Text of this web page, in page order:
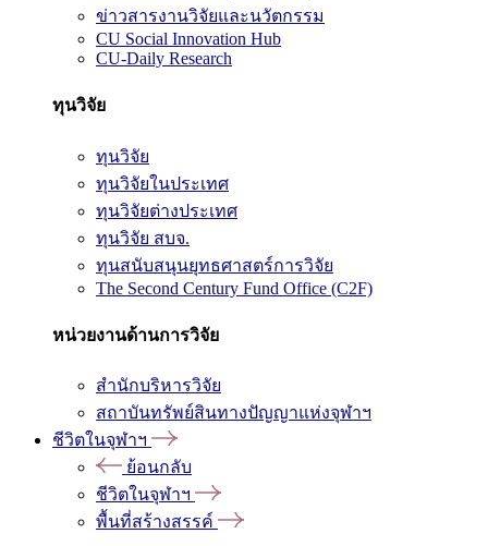
ข่าวสารงานวิจัยและนวัตกรรม
CU Social Innovation Hub
CU-Daily Research
ทุนวิจัย
ทุนวิจัย
ทุนวิจัยในประเทศ
ทุนวิจัยต่างประเทศ
ทุนวิจัย สบจ.
ทุนสนับสนุนยุทธศาสตร์การวิจัย
The Second Century Fund Office (C2F)
หน่วยงานด้านการวิจัย
สำนักบริหารวิจัย
สถาบันทรัพย์สินทางปัญญาแห่งจุฬาฯ
ชีวิตในจุฬาฯ
ย้อนกลับ
ชีวิตในจุฬาฯ
พื้นที่สร้างสรรค์